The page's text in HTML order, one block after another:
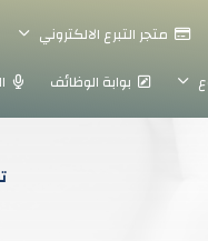
متجر التبرع الالكتروني
بوابة الوظائف